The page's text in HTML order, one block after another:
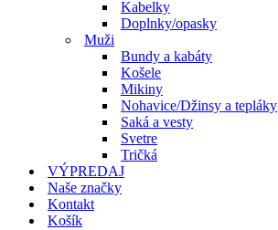
Kabelky
Doplnky/opasky
Muži
Bundy a kabáty
Košele
Mikiny
Nohavice/Džinsy a tepláky
Saká a vesty
Svetre
Tričká
VÝPREDAJ
Naše značky
Kontakt
Košík